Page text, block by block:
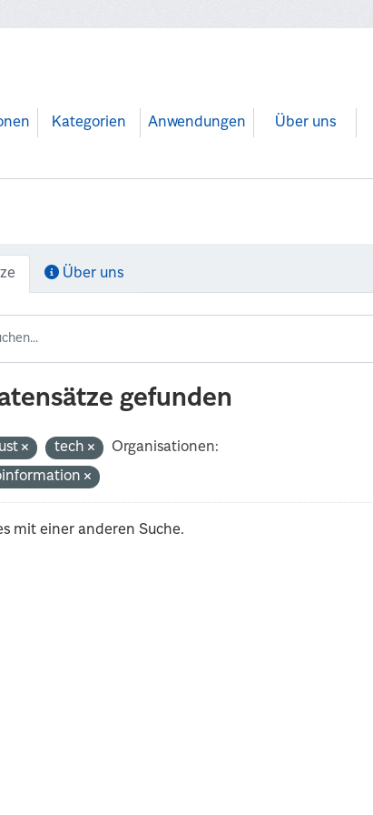
Kategorien Anwendungen Über uns
Über uns
gefunden
tech
Organisationen:
mit einer anderen Suche.